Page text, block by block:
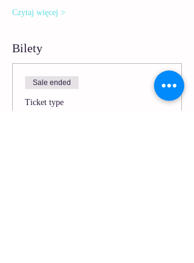
Czytaj więcej >
Bilety
Sale ended
Ticket type